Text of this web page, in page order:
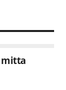
mitta